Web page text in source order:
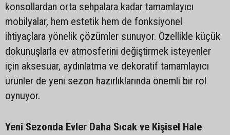
konsollardan orta sehpalara kadar tamamlayıcı
mobilyalar, hem estetik hem de fonksiyonel
ihtiyaçlara yönelik çözümler sunuyor. Özellikle küçük
dokunuşlarla ev atmosferini değiştirmek isteyenler
için aksesuar, aydınlatma ve dekoratif tamamlayıcı
ürünler de yeni sezon hazırlıklarında önemli bir rol
oynuyor.
Yeni Sezonda Evler Daha Sıcak ve Kişisel Hale